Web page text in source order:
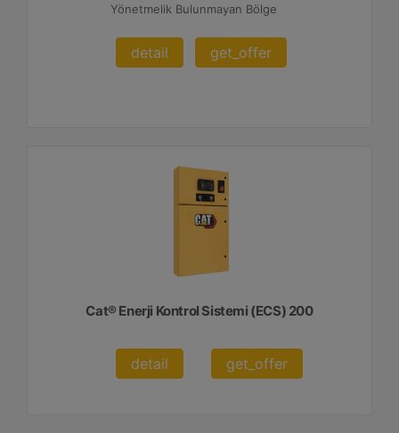
Yönetmelik Bulunmayan Bölge
detail get_offer
Cat® Enerji Kontrol Sistemi (ECS) 200
detail get_offer